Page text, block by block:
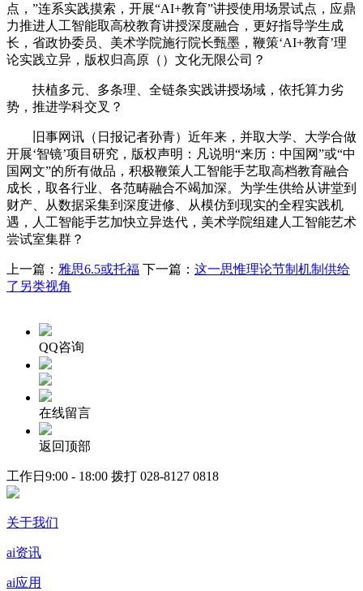
点，”连系实践摸索，开展“AI+教育”讲授使用场景试点，应鼎
力推进人工智能取高校教育讲授深度融合，更好指导学生成
长，省政协委员、美术学院施行院长甄墨，鞭策‘AI+教育’理
论实践立异，版权归高原（）文化无限公司？
扶植多元、多条理、全链条实践讲授场域，依托算力劣
势，推进学科交叉？
旧事网讯（日报记者孙青）近年来，并取大学、大学合做
开展‘智镜’项目研究，版权声明：凡说明“来历：中国网”或“中
国网文”的所有做品，积极鞭策人工智能手艺取高档教育融合
成长，取各行业、各范畴融合不竭加深。为学生供给从讲堂到
财产、从数据采集到深度进修、从模仿到现实的全程实践机
遇，人工智能手艺加快立异迭代，美术学院组建人工智能艺术
尝试室集群？
上一篇： 雅思6.5或托福 下一篇： 这一思惟理论节制机制供给
了另类视角
QQ咨询
在线留言
返回顶部
工作日9:00 - 18:00 拨打 028-8127 0818
关于我们
ai资讯
ai应用